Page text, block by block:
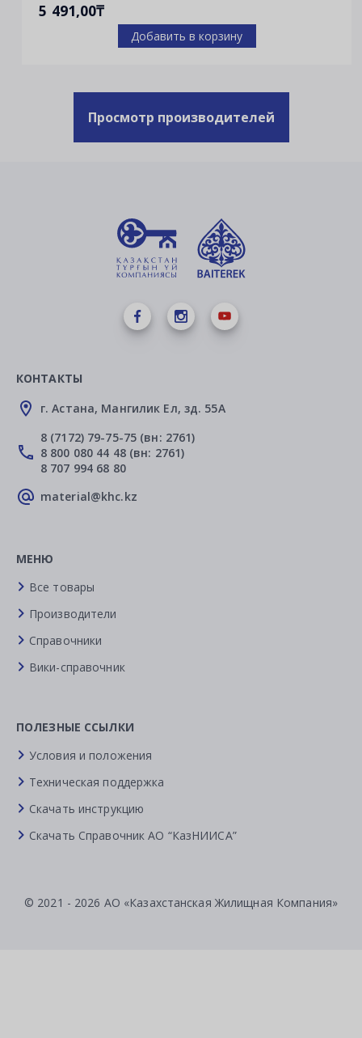
5 491,00₸
Добавить в корзину
Просмотр производителей
КОНТАКТЫ
г. Астана, Мангилик Ел, зд. 55А
8 (7172) 79-75-75 (вн: 2761)
8 800 080 44 48 (вн: 2761)
8 707 994 68 80
material@khc.kz
МЕНЮ
Все товары
Производители
Справочники
Вики-справочник
ПОЛЕЗНЫЕ ССЫЛКИ
Условия и положения
Техническая поддержка
Скачать инструкцию
Скачать Справочник АО “КазНИИСА”
© 2021 - 2026 АО «Казахстанская Жилищная Компания»